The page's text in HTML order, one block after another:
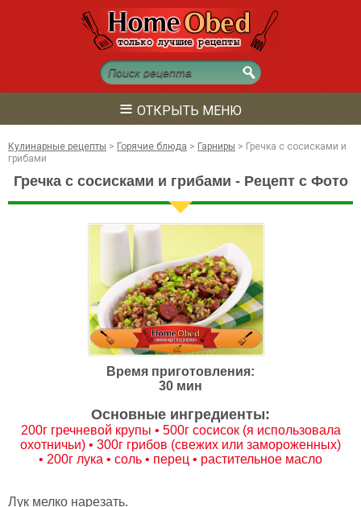
≡ ОТКРЫТЬ МЕНЮ
Кулинарные рецепты > Горячие блюда > Гарниры > Гречка с сосисками и
грибами
Гречка с сосисками и грибами - Рецепт с Фото
Время приготовления:
30 мин
Основные ингредиенты:
200г гречневой крупы • 500г сосисок (я использовала
охотничьи) • 300г грибов (свежих или замороженных)
• 200г лука • соль • перец • растительное масло
Лук мелко нарезать.